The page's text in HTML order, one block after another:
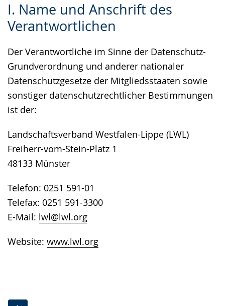
I. Name und Anschrift des
Verantwortlichen
Der Verantwortliche im Sinne der Datenschutz-
Grundverordnung und anderer nationaler
Datenschutzgesetze der Mitgliedsstaaten sowie
sonstiger datenschutzrechtlicher Bestimmungen
ist der:
Landschaftsverband Westfalen-Lippe (LWL)
Freiherr-vom-Stein-Platz 1
48133 Münster
Telefon: 0251 591-01
Telefax: 0251 591-3300
E-Mail: lwl@lwl.org
Website: www.lwl.org
Leichten
Sprache
Audio-
Unterstützung.
Video
in
Gebärdensprache
wird
angezeigt.